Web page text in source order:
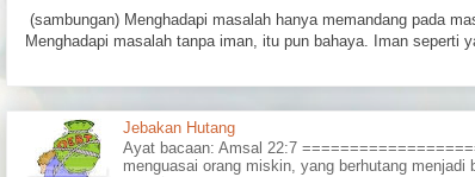
(sambungan) Menghadapi masalah hanya memandang pada
Menghadapi masalah tanpa iman, itu pun bahaya. Iman seperti
Jebakan Hutang
Ayat bacaan: Amsal 22:7
menguasai orang miskin, yang berhutang menjadi